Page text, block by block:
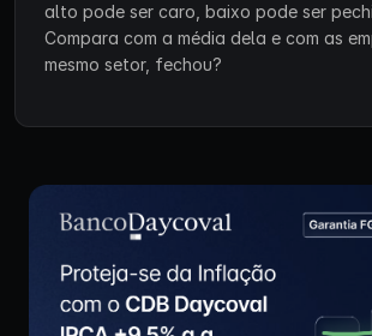
alto pode ser caro, baixo pode ser
Compara com a média dela e com as
mesmo setor, fechou?